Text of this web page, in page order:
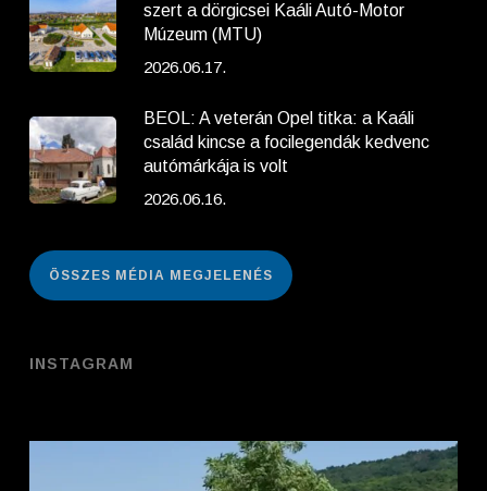
szert a dörgicsei Kaáli Autó-Motor
Múzeum (MTU)
2026.06.17.
BEOL: A veterán Opel titka: a Kaáli
család kincse a focilegendák kedvenc
autómárkája is volt
2026.06.16.
ÖSSZES MÉDIA MEGJELENÉS
INSTAGRAM